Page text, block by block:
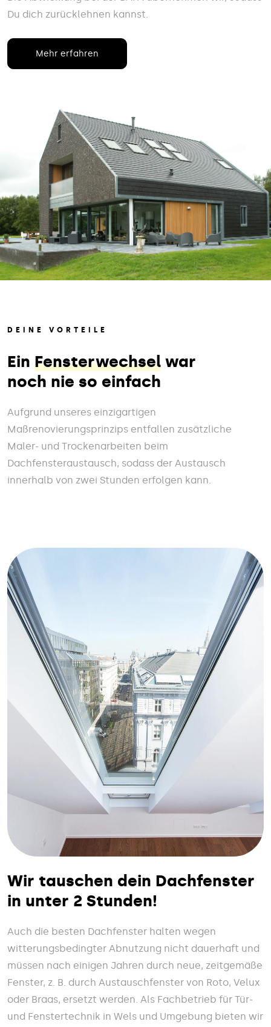
Du dich zurücklehnen kannst.
Mehr erfahren
DEINE VORTEILE
Ein Fensterwechsel war
noch nie so einfach
Aufgrund unseres einzigartigen
Maßrenovierungsprinzips entfallen zusätzliche
Maler- und Trockenarbeiten beim
Dachfensteraustausch, sodass der Austausch
innerhalb von zwei Stunden erfolgen kann.
Wir tauschen dein Dachfenster
in unter 2 Stunden!
Auch die besten Dachfenster halten wegen
witterungsbedingter Abnutzung nicht dauerhaft und
müssen nach einigen Jahren durch neue, zeitgemäße
Fenster, z. B. durch Austauschfenster von Roto, Velux
oder Braas, ersetzt werden. Als Fachbetrieb für Tür-
und Fenstertechnik in Wels und Umgebung bieten wir